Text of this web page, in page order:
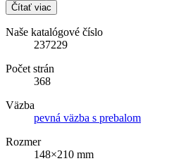
Čítať viac
Naše katalógové číslo
237229
Počet strán
368
Väzba
pevná väzba s prebalom
Rozmer
148×210 mm